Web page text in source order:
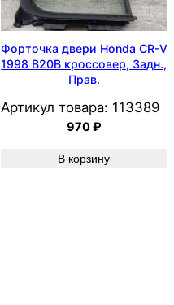
Форточка двери Honda CR-V
1998 B20B кроссовер, Задн.,
Прав.
Артикул товара: 113389
970₽
В корзину